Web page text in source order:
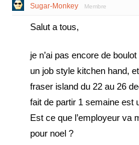
Sugar-Monkey Membre
Salut a tous,
je n’ai pas encore de
un job style kitchen hand,
fraser island du 22 au 26
fait de partir 1 semaine est
Est ce que l’employeur va
pour noel ?